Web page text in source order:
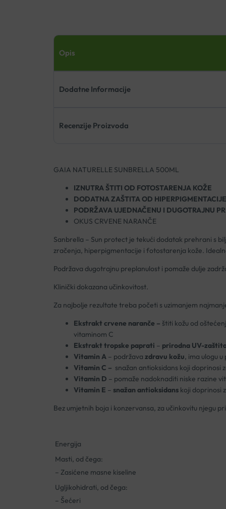
Opis
Dodatne Informacije
Recenzije Proizvoda
GAIA NATURELLE SUNBRELLA 500ML
IZNUTRA ŠTITI OD FOTOSTARENJA KOŽE
DODATNA ZAŠTITA OD HIPERPIGMENTACIJE
PODRŽAVA UJEDNAČENU I DUGOTRAJNU
OKUS CRVENE NARANČE
Sanbrella – Sun protect je tekući dodatak prehrani s
zračenja, hiperpigmentacije i fotostarenja kože.
Podržava dugotrajnu preplanulost i pomaže dulje
Klinički dokazana učinkovitost.
Za najbolje rezultate treba početi s uzimanjem
Ekstrakt crvene naranče – štiti kožu od
vitaminom C
Ekstrakt tropske paprati – prirodna UV-
Vitamin A– podržava zdravu kožu, ima ulogu
Vitamin C – snažan antioksidans koji
Vitamin D – pomaže nadoknaditi niske razine
Vitamin E – snažan antioksidanskoji doprinosi
Bez umjetnih boja i konzervansa, za učinkovitu njegu
Energija
Masti, od čega:
– Zasićene masne kiseline
Ugljikohidrati, od čega:
– Šećeri